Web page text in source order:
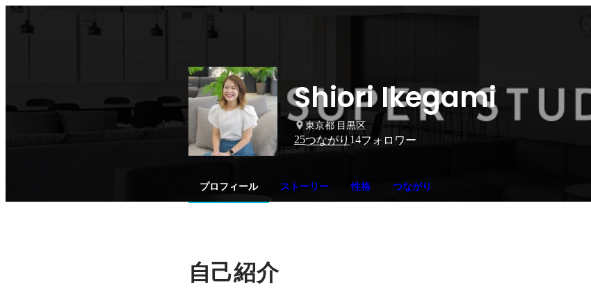
Shiori Ikegami
東京都 目黒区
25つながり 14フォロワー
プロフィール ストーリー 性格 つながり
自己紹介